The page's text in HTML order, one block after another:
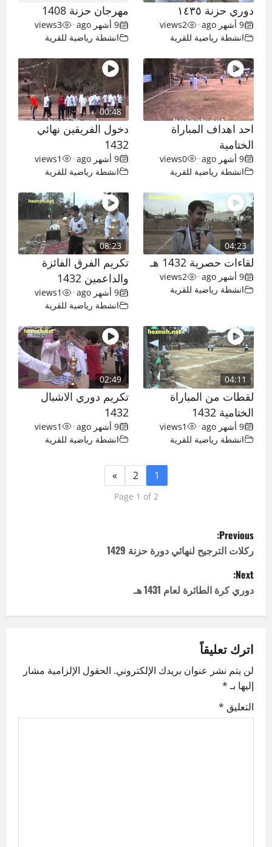
دوري حزنة ١٤٣٥
9 أشهر ago •
2
views
انشطة رياضية للقرية
مهرجان حزنة 1408
9 أشهر ago •
3
views
انشطة رياضية للقرية
احد اهداف المباراة
الختامية
9 أشهر ago •
0
views
انشطة رياضية للقرية
00:48
دخول الفريقين نهائي
1432
9 أشهر ago •
1
views
انشطة رياضية للقرية
04:23
لقاءات حصرية 1432 هـ
9 أشهر ago •
2
views
انشطة رياضية للقرية
08:23
تكريم الفرق الفائزة
والداعمين 1432
9 أشهر ago •
1
views
انشطة رياضية للقرية
04:11
لقطات من المباراة
الختامية 1432
9 أشهر ago •
1
views
انشطة رياضية للقرية
02:49
تكريم دوري الاشبال
1432
9 أشهر ago •
1
views
انشطة رياضية للقرية
1
2
»
Page 1 of 2
P
o
s
a
v
i
Previous:
ركلات الترجيح لنهائي دورة حزنة 1429
Next:
دوري كرة الطائرة لعام 1431 هـ
اترك تعليقاً
لن يتم نشر عنوان بريدك الإلكتروني. الحقول الإلزامية مشار
إليها بـ*
التعليق *